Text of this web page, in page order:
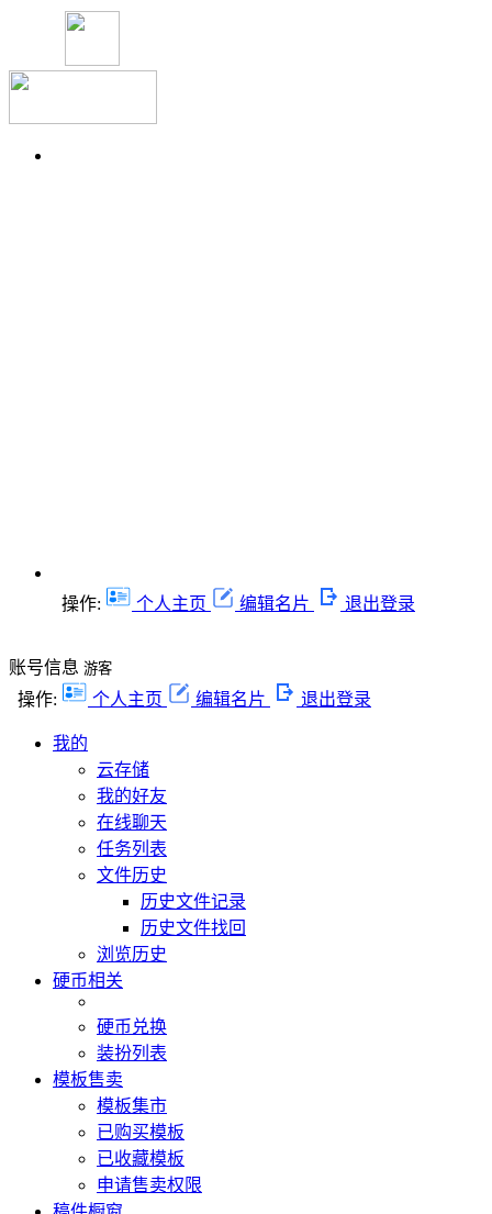
操作: 个人主页 编辑名片 退出登录
账号信息 游客
操作: 个人主页 编辑名片 退出登录
我的
云存储
我的好友
在线聊天
任务列表
文件历史
历史文件记录
历史文件找回
浏览历史
硬币相关
硬币兑换
装扮列表
模板售卖
模板集市
已购买模板
已收藏模板
申请售卖权限